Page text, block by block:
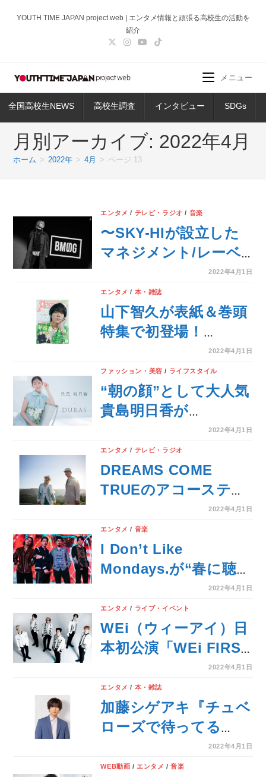
ス
ッ
YOUTH TIME JAPAN project web | エンタメ情報と頑張る高校生の活動を
紹介
全国高校生NEWS 高校生調査 インタビュー SDGs
メニュー
月別アーカイブ: 2022年4月
ホーム > 2022年 > 4月 > ページ 13
エンタメ / テレビ・ラジオ / 音楽
〜SKY-HIが設立した
マネジメント/レーベ
ル「BMSG」特別番
組〜最も革新的な活動
をした「BMSG」の魅
力を紐解く特別番組を
2ヶ月連続で放送決
定！
2022年4月1日
エンタメ / 本・雑誌
山下智久が表紙＆巻頭
特集で初登場！
『Popteen』5月号が
本日発売！
2022年4月1日
ファッション・美容 / ライフスタイル
“朝の顔”として大人気
貴島明日香が
「DURAS」の新ビジ
ュアルモデルに就任
2022年4月1日
エンタメ / テレビ・ラジオ
DREAMS COME
TRUEのアコースティ
ック風味ライヴツアー
より横浜アリーナ公演
の模様を、5月6日(金)
にWOWOWで独占放
2022年4月1日
エンタメ / 音楽
I Don’t Like
Mondays.が“春に聴き
たい曲”をテーマに
「AWA」でプレイリ
ストを公開
2022年4月1日
エンタメ / ライブ・イベント
WEi（ウィーアイ）日
本初公演「WEi FIRST
LOVE in JAPAN -Live
& Fanmeeting-」のチ
ケットが早くも完売！
2022年4月1日
エンタメ / 本・雑誌
加藤シゲアキ『チュベ
ローズで待ってる
AGE22・AGE32』が6
月に2冊同時に文庫化
2022年4月1日
WEB動画 / エンタメ /音楽